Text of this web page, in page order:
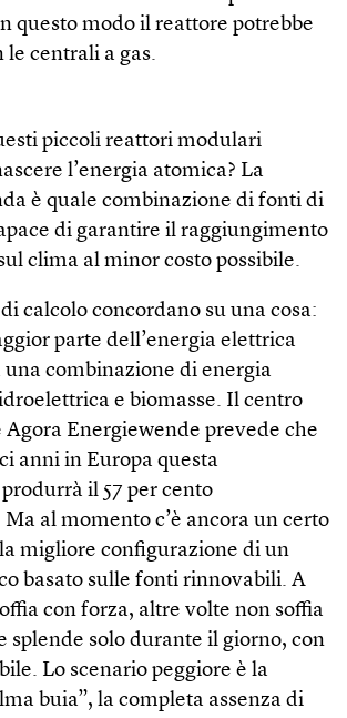
questo modo il reattore potrebbe
le centrali a gas.
piccoli reattori modulari
l’energia atomica? La
è quale combinazione di fonti di
di garantire il raggiungimento
clima al minor costo possibile.
calcolo concordano su una cosa:
parte dell’energia elettrica
una combinazione di energia
e biomasse. Il centro
Agora Energiewende prevede che
anni in Europa questa
il 57 per cento
al momento c’è ancora un certo
migliore configurazione di un
basato sulle fonti rinnovabili. A
con forza, altre volte non soffia
splende solo durante il giorno, con
Lo scenario peggiore è la
buia”, la completa assenza di